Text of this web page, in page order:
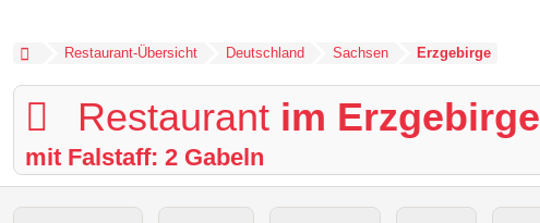
Restaurant-Übersicht Deutschland Sachsen Erzgebirge
Restaurant im Erzgebirge
mit Falstaff: 2 Gabeln